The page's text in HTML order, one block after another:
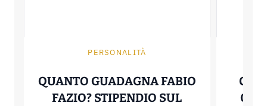
PERSONALITÀ
QUANTO GUADAGNA FABIO
FAZIO? STIPENDIO SUL